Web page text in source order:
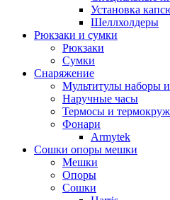
Установка
Шеллхолдеры
Рюкзаки и сумки
Рюкзаки
Сумки
Снаряжение
Мультитулы наборы
Наручные часы
Термосы и
Фонари
Armytek
Сошки опоры мешки
Мешки
Опоры
Сошки